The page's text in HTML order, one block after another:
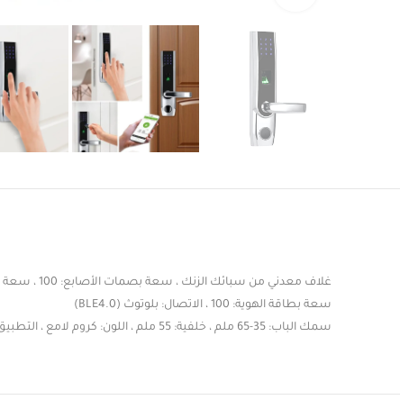
غلاف معدني من سبائك الزنك ، سعة بصمات الأصابع: 100 ، سعة كلمة المرور: 100
سعة بطاقة الهوية: 100 ، الاتصال: بلوتوث (BLE4.0)
سمك الباب: 35-65 ملم ، خلفية: 55 ملم ، اللون: كروم لامع ، التطبيق: ZKBioBL الجانب الأيسر والجانب الأيمن